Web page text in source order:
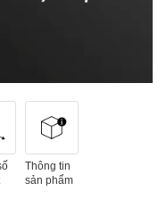
Thông tin
sản phẩm